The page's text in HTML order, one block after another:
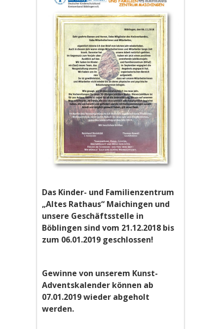
Das Kinder- und Familienzentrum
„Altes Rathaus“ Maichingen und
unsere Geschäftsstelle in
Böblingen sind vom 21.12.2018 bis
zum 06.01.2019 geschlossen!
Gewinne von unserem Kunst-
Adventskalender können ab
07.01.2019 wieder abgeholt
werden.